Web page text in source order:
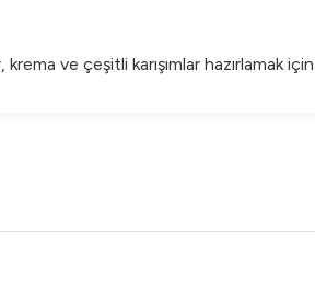
ve çeşitli karışımlar hazırlamak